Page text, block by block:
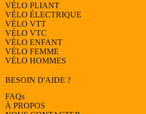
VÉLO PLIANT
VÉLO ÉLECTRIQUE
VÉLO VTT
VÉLO VTC
VÉLO ENFANT
VÉLO FEMME
VÉLO HOMMES
BESOIN D'AIDE ?
FAQs
À PROPOS